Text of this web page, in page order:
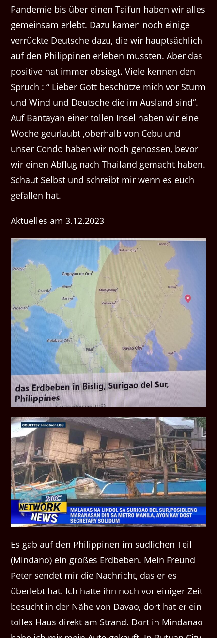
Pandemie bis über einen Taifun haben wir alles
gemeinsam erlebt. Dazu kamen noch einige
verrückte Deutsche dazu, die wir hauptsächlich
auf den Philippinen erleben mussten. Aber das
positive hat immer obsiegt. Viele kennen den
Spruch : “ Lieber Gott beschütze mich vor Sturm
und Wind und Deutsche die im Ausland sind“.
Auf Bantayan einer tollen Insel haben wir eine
Woche geurlaubt ,oberhalb von Cebu und
unser Condo haben wir noch genossen, bevor
wir einen Abflug nach Thailand gemacht haben.
Schaut Selbst und schreibt mir wenn es euch
gefallen hat.
Aktuelles am 3.12.2023
Es gab auf den Philippinen im südlichen Teil
(Mindano) ein großes Erdbeben. Mein Freund
Peter sendet mir die Nachricht, das er es
überlebt hat. Ich hatte ihn noch vor einiger Zeit
besucht in der Nähe von Davao, dort hat er ein
tolles Haus direkt am Strand. Dort in Mindanao